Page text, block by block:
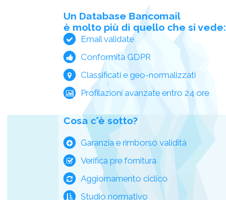
Un Database Bancomail
è molto più di quello che si vede:
Email validate
Conformità GDPR
Classificati e geo-normalizzati
Profilazioni avanzate entro 24 ore
Cosa c'è sotto?
Garanzia e rimborso validità
Verifica pre fornitura
Aggiornamento ciclico
Studio normativo